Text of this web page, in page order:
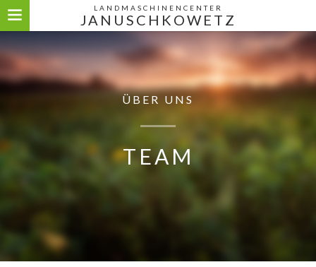
LANDMASCHINENCENTER
JANUSCHKOWETZ
ÜBER UNS
TEAM